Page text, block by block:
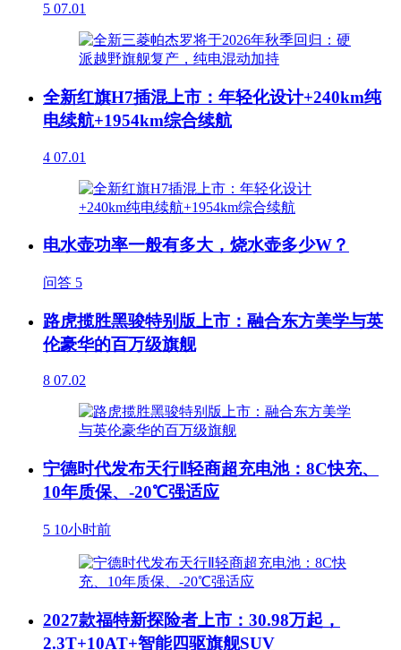
5 07.01
全新红旗H7插混上市：年轻化设计+240km纯
电续航+1954km综合续航
4 07.01
电水壶功率一般有多大，烧水壶多少W？
问答 5
路虎揽胜黑骏特别版上市：融合东方美学与英
伦豪华的百万级旗舰
8 07.02
宁德时代发布天行Ⅱ轻商超充电池：8C快充、
10年质保、-20℃强适应
5 10小时前
2027款福特新探险者上市：30.98万起，
2.3T+10AT+智能四驱旗舰SUV